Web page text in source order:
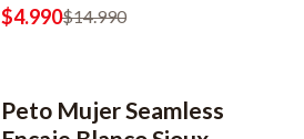
$4.990$14.990
-50% OFF
2x6990
Peto Mujer Seamless